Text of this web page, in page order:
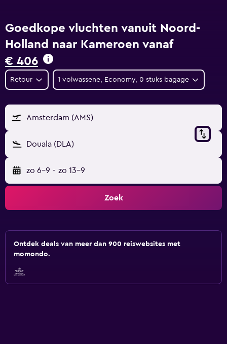
Goedkope vluchten vanuit Noord-
Holland naar Kameroen vanaf
€ 406
Retour 1 volwassene, Economy, 0 stuks bagage
Amsterdam (AMS)
Douala (DLA)
zo 6-9 - zo 13-9
Zoek
Ontdek deals van meer dan 900 reiswebsites met
momondo.